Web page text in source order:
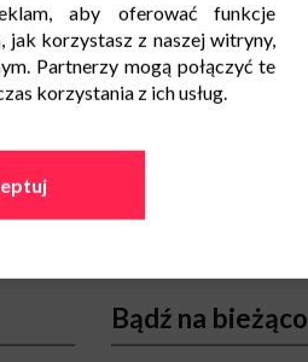
Bądź na bieżąco
aby oferować funkcje
jak korzystasz z naszej witryny,
Partnerzy mogą połączyć te
korzystania z ich usług.